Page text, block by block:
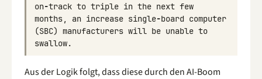
on-track to triple in the next few
months
an increase single-board computer
(SBC) manufacturers will be unable to
swallow.
Aus der Logik folgt, dass diese durch den AI-Boom